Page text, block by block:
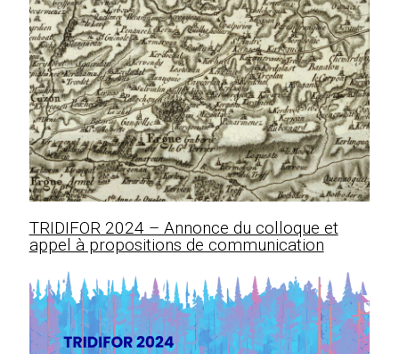
TRIDIFOR 2024 – Annonce du colloque et
appel à propositions de communication